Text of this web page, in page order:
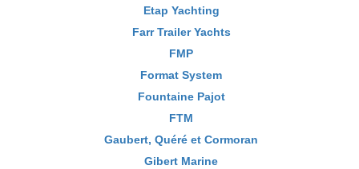
Etap Yachting
Farr Trailer Yachts
FMP
Format System
Fountaine Pajot
FTM
Gaubert, Quéré et Cormoran
Gibert Marine